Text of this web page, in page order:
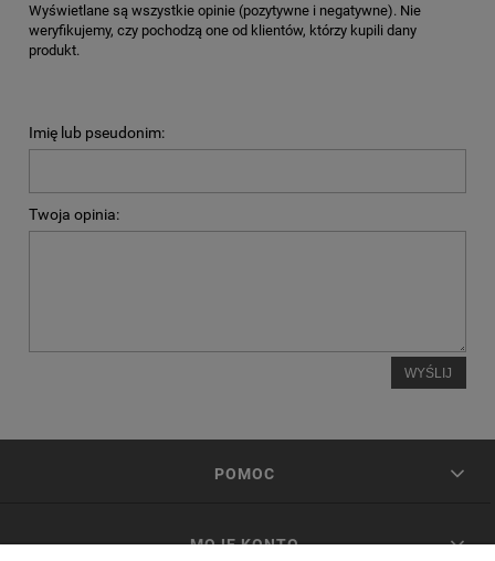
Wyświetlane są wszystkie opinie (pozytywne i negatywne). Nie
weryfikujemy, czy pochodzą one od klientów, którzy kupili dany
produkt.
Imię lub pseudonim:
Twoja opinia:
WYŚLIJ
POMOC
MOJE KONTO